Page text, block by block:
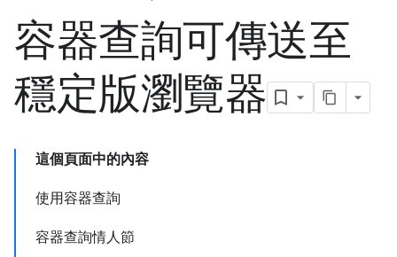
容器查詢可傳送至
穩定版瀏覽器
這個頁面中的內容
使用容器查詢
容器查詢情人節